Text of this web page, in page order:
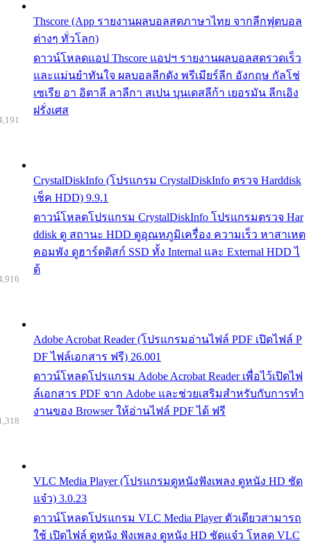
Thscore (App รายงานผลบอลสดภาษาไทย จากลีกฟุตบอล
ต่างๆ ทั่วโลก)
ดาวน์โหลดแอป Thscore แอปฯ รายงานผลบอลสดรวดเร็ว
และแม่นยำทันใจ ผลบอลลีกดัง พรีเมียร์ลีก อังกฤษ กัลโช่
เซเรีย อา อิตาลี ลาลีกา สเปน บุนเดสลีก้า เยอรมัน ลีกเอิง
ฝรั่งเศส
CrystalDiskInfo (โปรแกรม CrystalDiskInfo ตรวจ Harddisk
เช็ค HDD) 9.9.1
ดาวน์โหลดโปรแกรม CrystalDiskInfo โปรแกรมตรวจ Har
ddisk ดู สถานะ HDD ดูอุณหภูมิเครื่อง ความเร็ว หาสาเหต
คอมพัง ดูฮาร์ดดิสก์ SSD ทั้ง Internal และ External HDD ไ
ด้
Adobe Acrobat Reader (โปรแกรมอ่านไฟล์ PDF เปิดไฟล์ P
DF ไฟล์เอกสาร ฟรี) 26.001
ดาวน์โหลดโปรแกรม Adobe Acrobat Reader เพื่อไว้เปิดไฟ
ล์เอกสาร PDF จาก Adobe และช่วยเสริมสำหรับกับการทำ
งานของ Browser ให้อ่านไฟล์ PDF ได้ ฟรี
VLC Media Player (โปรแกรมดูหนังฟังเพลง ดูหนัง HD ชัด
แจ๋ว) 3.0.23
ดาวน์โหลดโปรแกรม VLC Media Player ตัวเดียวสามารถ
ใช้ เปิดไฟล์ ดูหนัง ฟังเพลง ดูหนัง HD ชัดแจ๋ว โหลด VLC